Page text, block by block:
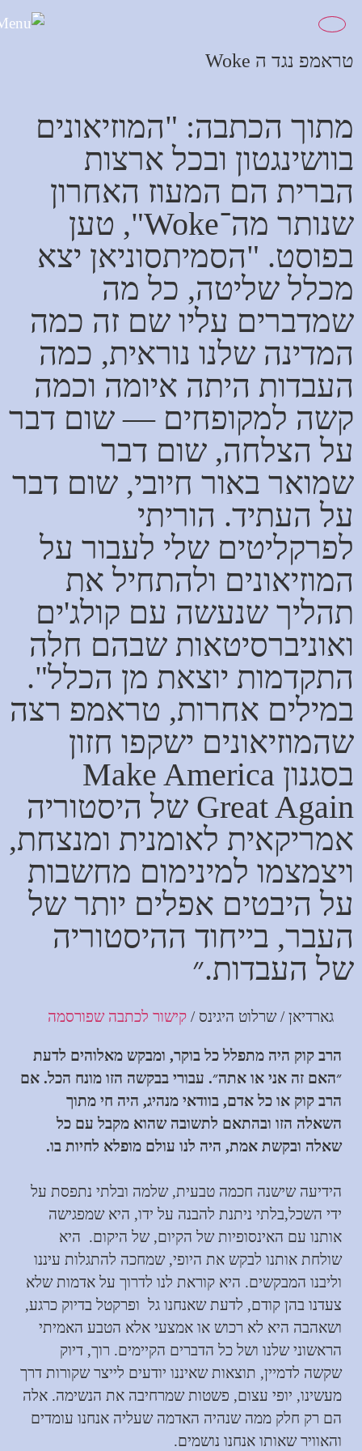
טראמפ נגד ה Woke
מתוך הכתבה: "המוזיאונים
בוושינגטון ובכל ארצות
הברית הם המעוז האחרון
שנותר מה־Woke", טען
בפוסט. "הסמיתסוניאן יצא
מכלל שליטה, כל מה
שמדברים עליו שם זה כמה
המדינה שלנו נוראית, כמה
העבדות היתה איומה וכמה
קשה למקופחים — שום דבר
על הצלחה, שום דבר
שמואר באור חיובי, שום דבר
על העתיד. הוריתי
לפרקליטים שלי לעבור על
המוזיאונים ולהתחיל את
תהליך שנעשה עם קולג'ים
ואוניברסיטאות שבהם חלה
התקדמות יוצאת מן הכלל".
במילים אחרות, טראמפ רצה
שהמוזיאונים ישקפו חזון
בסגנון Make America
Great Again של היסטוריה
אמריקאית לאומנית ומנצחת,
ויצמצמו למינימום מחשבות
על היבטים אפלים יותר של
העבר, בייחוד ההיסטוריה
של העבדות.״
גארדיאן / שרלוט היגינס / קישור לכתבה שפורסמה
הרב קוק היה מתפלל כל בוקר, ומבקש מאלוהים לדעת
״האם זה אני או אתה״. עבורי בבקשה הזו מונח הכל. אם
הרב קוק או כל אדם, בוודאי מנהיג, היה חי מתוך
השאלה הזו ובהתאם לתשובה שהוא מקבל עם כל
שאלה ובקשת אמת, היה לנו עולם מופלא לחיות בו.
הידיעה שישנה חכמה טבעית, שלמה ובלתי נתפסת על
ידי השכל,בלתי ניתנת להבנה על ידו, היא שמפגישה
אותנו עם האינסופיות של הקיום, של היקום. היא
שולחת אותנו לבקש את היופי, שמחכה להתגלות עיננו
וליבנו המבקשים. היא קוראת לנו לדרוך על אדמות שלא
צעדנו בהן קודם, לדעת שאנחנו גל ופרקטל בדיוק כרגע,
ושאהבה היא לא רכוש או אמצעי אלא הטבע האמיתי
הראשוני שלנו ושל כל הדברים הקיימים. רוך, דיוק
שקשה לדמיין, תוצאות שאיננו יודעים לייצר שקורות דרך
מעשינו, יופי עצום, פשטות שמרחיבה את הנשימה. אלה
הם רק חלק ממה שנהיה האדמה שעליה אנחנו עומדים
והאוויר שאותו אנחנו נושמים.